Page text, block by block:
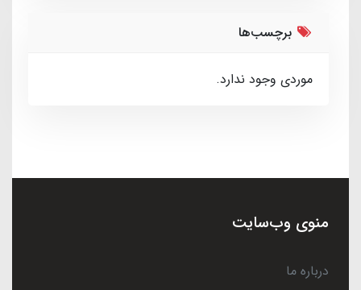
برچسب‌ها
موردی وجود ندارد.
منوی وب‌سایت
درباره ما